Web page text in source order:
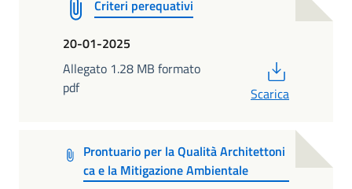
Criteri perequativi
20-01-2025
Allegato 1.28 MB formato
pdf
Scarica
Prontuario per la Qualità Architettoni
ca e la Mitigazione Ambientale